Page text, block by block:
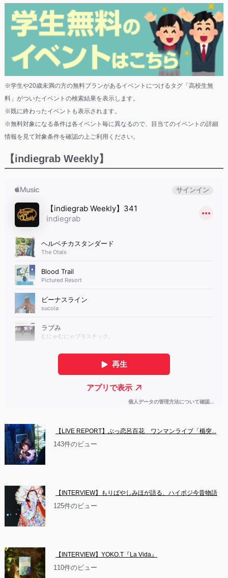
※学生や20歳未満の方の無料プランがあるイベントにつけるタグ「高校生無
料」がついたイベントの検索結果を表示します。
※既に終わったイベントも表示されます。
※無料対象になる条件は各イベント毎に異なるので、目当てのイベントの詳細
情報を見て対象条件を確認の上ご利用ください。
【indiegrab Weekly】
【LIVE REPORT】ぶっ恋呂百花　ワンマンライブ「楯突...
143件のビュー
【INTERVIEW】もりばやしみほが語る、ハイポジ今昔物語
125件のビュー
【INTERVIEW】YOKO.T『La Vida』
110件のビュー